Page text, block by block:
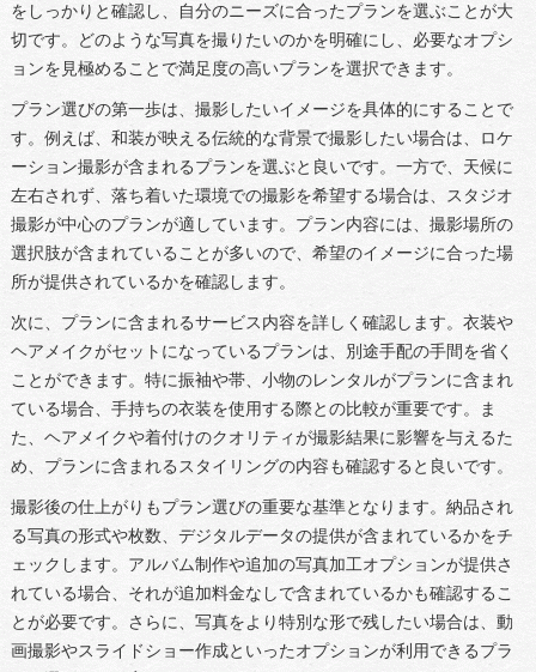
をしっかりと確認し、自分のニーズに合ったプランを選ぶことが大
切です。どのような写真を撮りたいのかを明確にし、必要なオプシ
ョンを見極めることで満足度の高いプランを選択できます。
プラン選びの第一歩は、撮影したいイメージを具体的にすることで
す。例えば、和装が映える伝統的な背景で撮影したい場合は、ロケ
ーション撮影が含まれるプランを選ぶと良いです。一方で、天候に
左右されず、落ち着いた環境での撮影を希望する場合は、スタジオ
撮影が中心のプランが適しています。プラン内容には、撮影場所の
選択肢が含まれていることが多いので、希望のイメージに合った場
所が提供されているかを確認します。
次に、プランに含まれるサービス内容を詳しく確認します。衣装や
ヘアメイクがセットになっているプランは、別途手配の手間を省く
ことができます。特に振袖や帯、小物のレンタルがプランに含まれ
ている場合、手持ちの衣装を使用する際との比較が重要です。ま
た、ヘアメイクや着付けのクオリティが撮影結果に影響を与えるた
め、プランに含まれるスタイリングの内容も確認すると良いです。
撮影後の仕上がりもプラン選びの重要な基準となります。納品され
る写真の形式や枚数、デジタルデータの提供が含まれているかをチ
ェックします。アルバム制作や追加の写真加工オプションが提供さ
れている場合、それが追加料金なしで含まれているかも確認するこ
とが必要です。さらに、写真をより特別な形で残したい場合は、動
画撮影やスライドショー作成といったオプションが利用できるプラ